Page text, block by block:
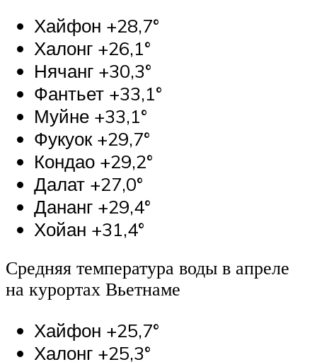
Хайфон +28,7°
Халонг +26,1°
Нячанг +30,3°
Фантьет +33,1°
Муйне +33,1°
Фукуок +29,7°
Кондао +29,2°
Далат +27,0°
Дананг +29,4°
Хойан +31,4°
Средняя температура воды в апреле
на курортах Вьетнаме
Хайфон +25,7°
Халонг +25,3°